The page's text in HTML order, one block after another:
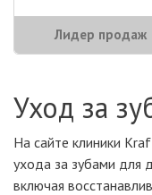
Лидер продаж
Уход за
На сайте клиники
ухода за зубами для
включая